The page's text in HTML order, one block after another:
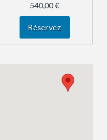
540,00 €
Réservez